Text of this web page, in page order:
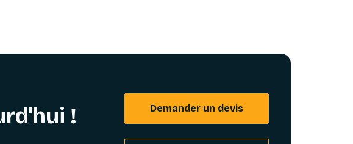
!
Demander un devis